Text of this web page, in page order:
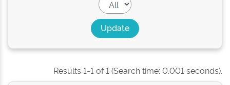
Results 1-1 of 1 (Search time: 0.001 seconds).